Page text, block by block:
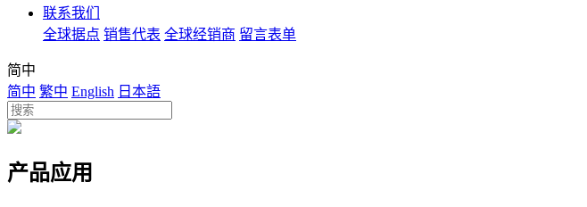
联系我们
全球据点 销售代表 全球经销商 留言表单
简中
简中 繁中 English 日本語
产品应用